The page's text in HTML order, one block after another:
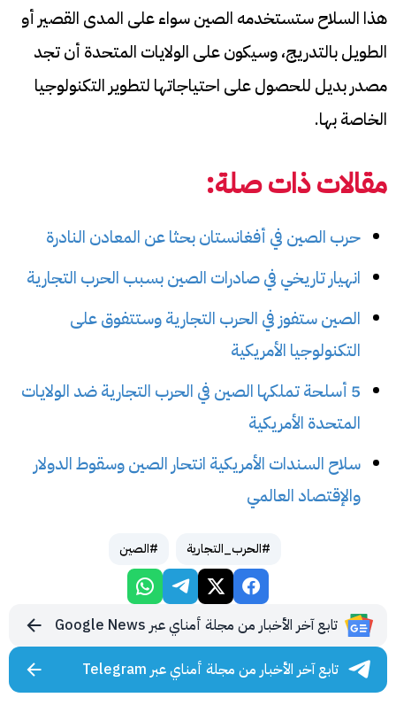
هذا السلاح ستستخدمه الصين سواء على المدى القصير أو
الطويل بالتدريج، وسيكون على الولايات المتحدة أن تجد
مصدر بديل للحصول على احتياجاتها لتطوير التكنولوجيا
الخاصة بها.
مقالات ذات صلة:
حرب الصين في أفغانستان بحثا عن المعادن النادرة
انهيار تاريخي في صادرات الصين بسبب الحرب التجارية
الصين ستفوز في الحرب التجارية وستتفوق على
التكنولوجيا الأمريكية
5 أسلحة تملكها الصين في الحرب التجارية ضد الولايات
المتحدة الأمريكية
سلاح السندات الأمريكية انتحار الصين وسقوط الدولار
والإقتصاد العالمي
#الحرب_التجارية #الصين
تابع آخر الأخبار من مجلة أمناي عبر Google News
تابع آخر الأخبار من مجلة أمناي عبر Telegram